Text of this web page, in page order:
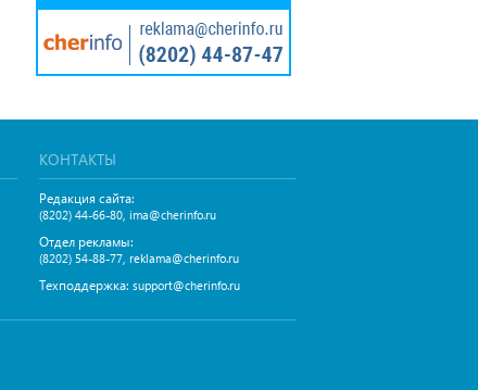
КОНТАКТЫ
Редакция сайта:
(8202) 44-66-80, ima@cherinfo.ru
Отдел рекламы:
(8202) 54-88-77, reklama@cherinfo.ru
Техподдержка: support@cherinfo.ru